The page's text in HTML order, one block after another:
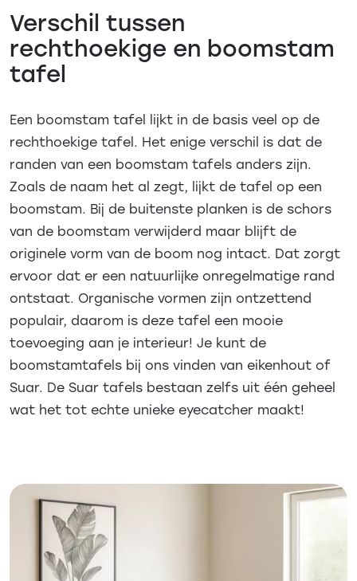
Verschil tussen
rechthoekige en boomstam
tafel
Een boomstam tafel lijkt in de basis veel op de
rechthoekige tafel. Het enige verschil is dat de
randen van een boomstam tafels anders zijn.
Zoals de naam het al zegt, lijkt de tafel op een
boomstam. Bij de buitenste planken is de schors
van de boomstam verwijderd maar blijft de
originele vorm van de boom nog intact. Dat zorgt
ervoor dat er een natuurlijke onregelmatige rand
ontstaat. Organische vormen zijn ontzettend
populair, daarom is deze tafel een mooie
toevoeging aan je interieur! Je kunt de
boomstamtafels bij ons vinden van eikenhout of
Suar. De Suar tafels bestaan zelfs uit één geheel
wat het tot echte unieke eyecatcher maakt!